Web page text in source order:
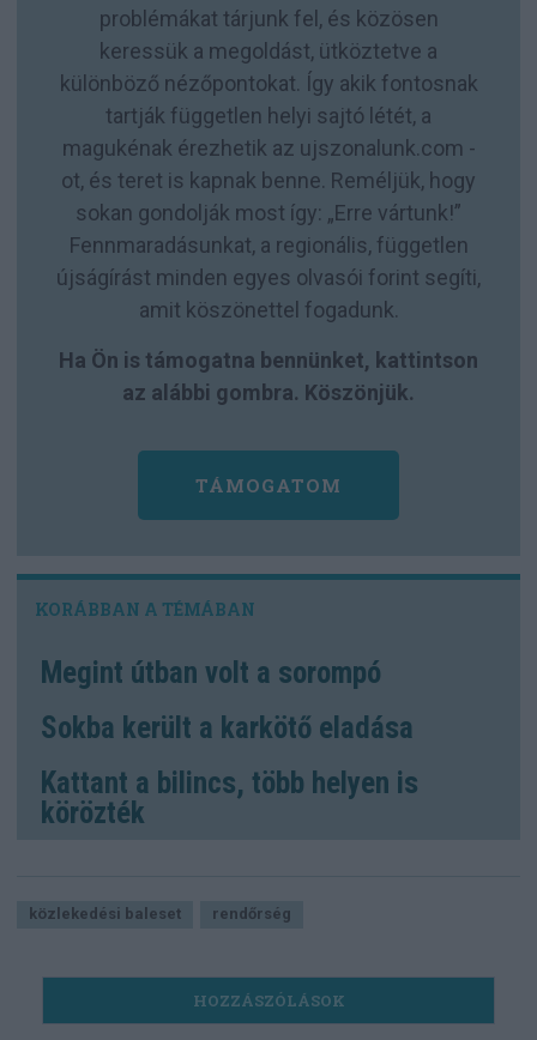
problémákat tárjunk fel, és közösen
keressük a megoldást, ütköztetve a
különböző nézőpontokat. Így akik fontosnak
tartják független helyi sajtó létét, a
magukénak érezhetik az ujszonalunk.com -
ot, és teret is kapnak benne. Reméljük, hogy
sokan gondolják most így: „Erre vártunk!”
Fennmaradásunkat, a regionális, független
újságírást minden egyes olvasói forint segíti,
amit köszönettel fogadunk.
Ha Ön is támogatna bennünket, kattintson
az alábbi gombra. Köszönjük.
TÁMOGATOM
Megint útban volt a sorompó
Sokba került a karkötő eladása
Kattant a bilincs, több helyen is
körözték
közlekedési baleset rendőrség
HOZZÁSZÓLÁSOK